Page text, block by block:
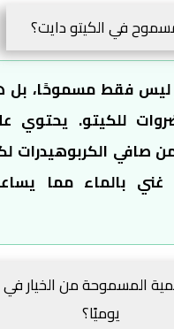
في الكيتو دايت؟
ليس فقط مسموحًا،
غني بالماء مما
المسموحة من الخيار في
يوميًا؟